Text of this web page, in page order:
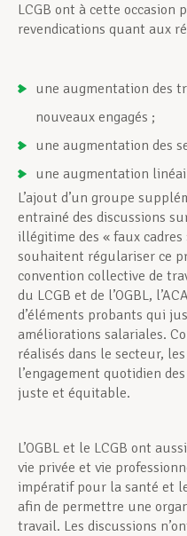
LCGB ont à cette occasion
revendications quant aux
une augmentation des
nouveaux engagés ;
une augmentation des
une augmentation
L’ajout d’un groupe
entrainé des discussions
illégitime des « faux cadres
souhaitent régulariser ce
convention collective de
du LCGB et de l’OGBL,
d’éléments probants qui
améliorations salariales.
réalisés dans le secteur,
l’engagement quotidien
juste et équitable.
L’OGBL et le LCGB ont
vie privée et vie
impératif pour la santé et
afin de permettre une
travail. Les discussions